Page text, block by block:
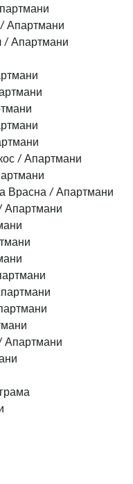
Апартмани
/ Апартмани
/ Апартмани
Врасна / Апартмани
Апартмани
Апартмани